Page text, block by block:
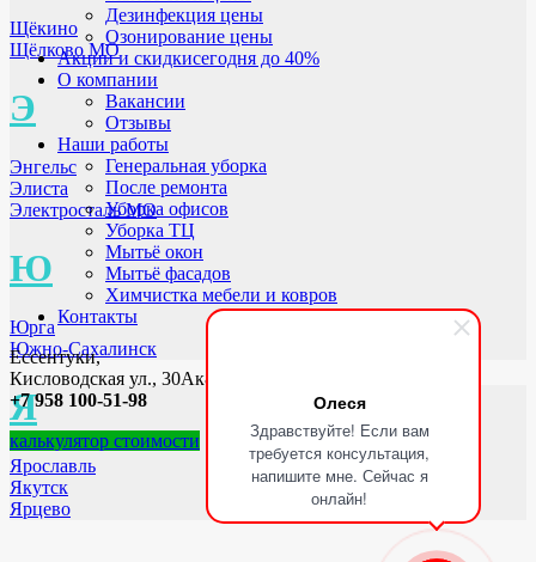
Олеся
Здравствуйте! Если вам
требуется консультация,
напишите мне. Сейчас я
онлайн!
Щёкино
Щёлково МО
Э
Энгельс
Элиста
Электросталь МО
Ю
Юрга
Южно-Сахалинск
Я
Ярославль
Якутск
Ярцево
Дезинфекция цены
Озонирование цены
Акции и скидкисегодня до 40%
О компании
Вакансии
Отзывы
Наши работы
Генеральная уборка
После ремонта
Уборка офисов
Уборка ТЦ
Мытьё окон
Мытьё фасадов
Химчистка мебели и ковров
Контакты
Ессентуки,
Кисловодская ул., 30Ак8
+7 958 100-51-98
калькулятор стоимости